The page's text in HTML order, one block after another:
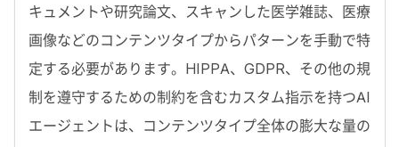
キュメントや研究論文、スキャンした医学雑誌、医療
画像などのコンテンツタイプからパターンを手動で特
定する必要があります。HIPPA、GDPR、その他の規
制を遵守するための制約を含むカスタム指示を持つAI
エージェントは、コンテンツタイプ全体の膨大な量の